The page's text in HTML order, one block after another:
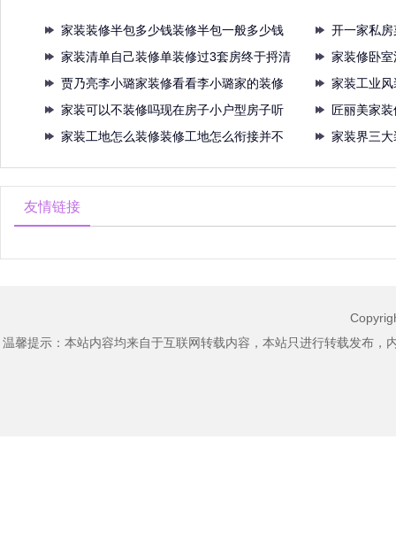
家装装修半包多少钱装修半包一般多少钱
装修
开一家私
修要
家装清单自己装修单装修过3套房终于捋清
全
家装修卧
选家
贾乃亮李小璐家装修看看李小璐家的装修
看看
家装工业
水泥
家装可以不装修吗现在房子小户型房子听
我一
匠丽美家
调让
家装工地怎么装修装修工地怎么衔接并不
家装界三
友情链接
温馨提示：本站内容均来自于互联网转载内容，本站只进行转载发布